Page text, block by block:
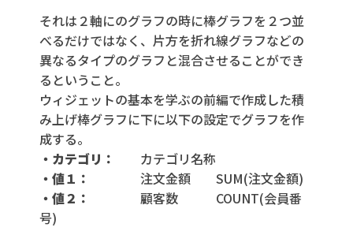
3.3 ウィジェットフィルタ
4. まとめ
それは２軸にのグラフの時に棒グラフを２つ並
べるだけではなく、片方を折れ線グラフなどの
異なるタイプのグラフと混合させることができ
るということ。
ウィジェットの基本を学ぶの前編で作成した積
み上げ棒グラフに下に以下の設定でグラフを作
成する。
・カテゴリ：
カテゴリ名称
・値１：
注文金額 SUM(注文金額)
・値２：
顧客数 COUNT(会員番
号)